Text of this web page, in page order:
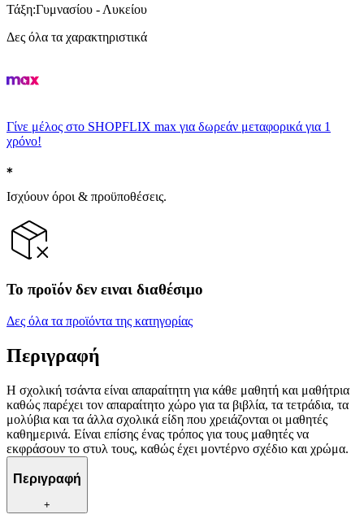
Τάξη:Γυμνασίου - Λυκείου
Δες όλα τα χαρακτηριστικά
Γίνε μέλος στο SHOPFLIX max για δωρεάν μεταφορικά για 1
χρόνο!
Ισχύουν όροι & προϋποθέσεις.
Το προϊόν δεν ειναι διαθέσιμο
Δες όλα τα προϊόντα της κατηγορίας
Περιγραφή
Η σχολική τσάντα είναι απαραίτητη για κάθε μαθητή και μαθήτρια
καθώς παρέχει τον απαραίτητο χώρο για τα βιβλία, τα τετράδια, τα
μολύβια και τα άλλα σχολικά είδη που χρειάζονται οι μαθητές
καθημερινά. Είναι επίσης ένας τρόπος για τους μαθητές να
εκφράσουν το στυλ τους, καθώς έχει μοντέρνο σχέδιο και χρώμα.
Περιγραφή
+